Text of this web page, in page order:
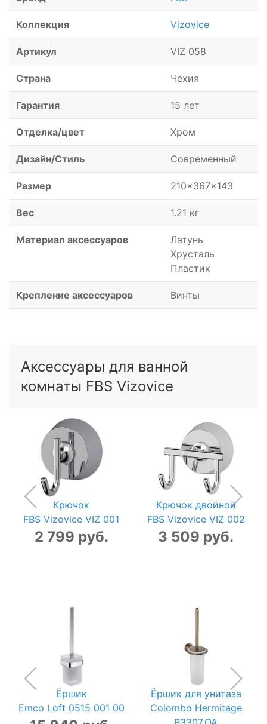
Коллекция Vizovice
Артикул VIZ 058
Страна Чехия
Гарантия 15 лет
Отделка/цвет Хром
Дизайн/Стиль Современный
Размер 210x367x143
Вес 1.21 кг
Материал аксессуаров
Латунь
Хрусталь
Пластик
Крепление аксессуаров Винты
Аксессуары для ванной
комнаты FBS Vizovice
Крючок
FBS Vizovice VIZ 001
2 799 руб.
Крючок двойной
FBS Vizovice VIZ 002
3 509 руб.
Ёршик
Emco Loft 0515 001 00
Ёршик для унитаза
Colombo Hermitage